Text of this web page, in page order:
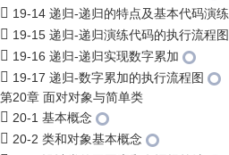
19-14 递归-递归的特点及基本代码演练
19-15 递归-递归演练代码的执行流程图
19-16 递归-递归实现数字累加
19-17 递归-数字累加的执行流程图
第20章 面对对象与简单类
20-1 基本概念
20-2 类和对象基本概念